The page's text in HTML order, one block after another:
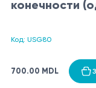
конечности
Код: USG80
700.00 MDL